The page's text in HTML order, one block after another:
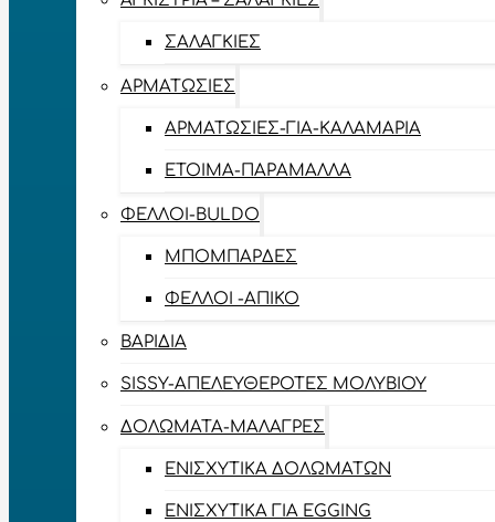
ΣΑΛΑΓΚΙΈΣ
ΑΡΜΑΤΩΣΙΈΣ
ΑΡΜΑΤΩΣΙΈΣ-ΓΙΑ-ΚΑΛΑΜΆΡΙΑ
ΈΤΟΙΜΑ-ΠΑΡΆΜΑΛΛΑ
ΦΕΛΛΟΊ-BULDO
ΜΠΟΜΠΆΡΔΕΣ
ΦΕΛΛΟΊ -ΑΠΊΚΟ
ΒΑΡΊΔΙΑ
SISSY-ΑΠΕΛΕΥΘΕΡΟΤΈΣ ΜΟΛΥΒΙΟΎ
ΔΟΛΏΜΑΤΑ-ΜΑΛΆΓΡΕΣ
ΕΝΙΣΧΥΤΙΚΆ ΔΟΛΩΜΆΤΩΝ
ΕΝΙΣΧΥΤΙΚΆ ΓΙΑ EGGING